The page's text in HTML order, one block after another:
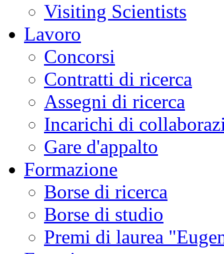
Visiting Scientists
Lavoro
Concorsi
Contratti di ricerca
Assegni di ricerca
Incarichi di
Gare d'appalto
Formazione
Borse di ricerca
Borse di studio
Premi di laurea